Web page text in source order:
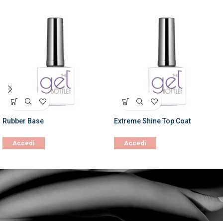
Rubber Base
Accedi
Extreme Shine Top Coat
Accedi